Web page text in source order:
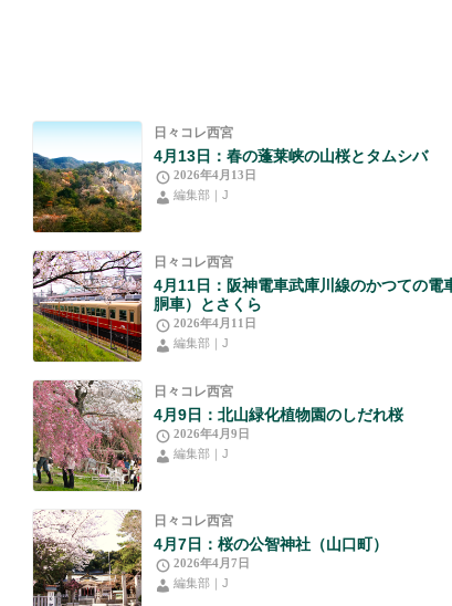
日々コレ西宮
4月13日：春の蓬莱峡の山桜とタムシバ
2026年4月13日
編集部｜J
日々コレ西宮
4月11日：阪神電車武庫川線のかつての電
胴車）とさくら
2026年4月11日
編集部｜J
日々コレ西宮
4月9日：北山緑化植物園のしだれ桜
2026年4月9日
編集部｜J
日々コレ西宮
4月7日：桜の公智神社（山口町）
2026年4月7日
編集部｜J